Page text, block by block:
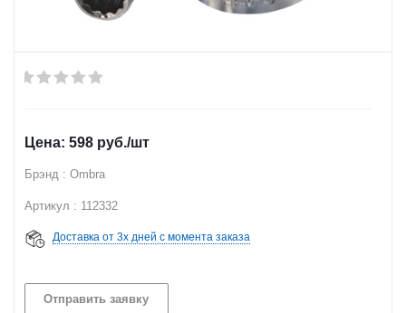
598 руб./шт
Брэнд : Ombra
Артикул : 112332
Доставка от 3х дней с момента заказа
Отправить заявку